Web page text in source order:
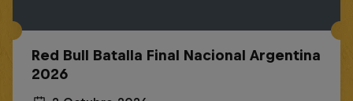
Red Bull Batalla Final Nacional Argentina
2026